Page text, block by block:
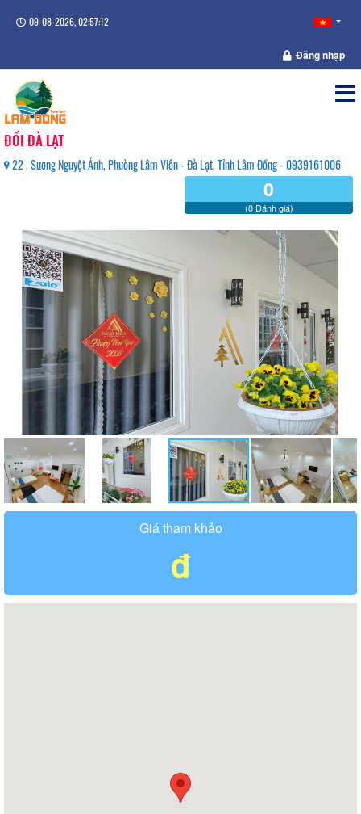
09-08-2026, 02:57:12
Đăng nhập
ĐỒI ĐÀ LẠT
22 , Sương Nguyệt Ánh, Phường Lâm Viên - Đà Lạt, Tỉnh Lâm Đồng - 0939161006
0
(0 Đánh giá)
Giá tham khảo
đ